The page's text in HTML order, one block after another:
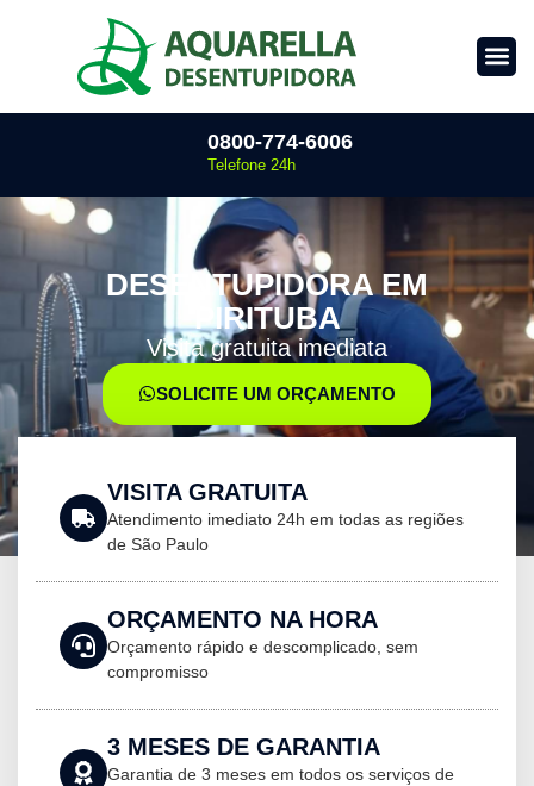
0800-774-6006
Telefone 24h
DESENTUPIDORA EM
PIRITUBA
Visita gratuita imediata
SOLICITE UM ORÇAMENTO
VISITA GRATUITA
Atendimento imediato 24h em todas as regiões
de São Paulo
ORÇAMENTO NA HORA
Orçamento rápido e descomplicado, sem
compromisso
3 MESES DE GARANTIA
Garantia de 3 meses em todos os serviços de